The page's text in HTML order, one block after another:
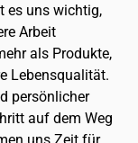
es uns wichtig,
Arbeit
als Produkte,
Lebensqualität.
persönlicher
auf dem Weg